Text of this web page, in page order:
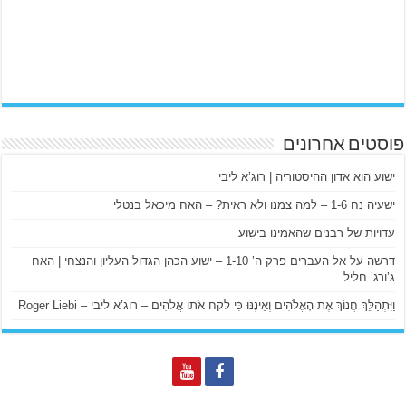
פוסטים אחרונים
ישוע הוא אדון ההיסטוריה | רוג’א ליבי
ישעיה נח 1-6 – למה צמנו ולא ראית? – האח מיכאל בנטלי
עדויות של רבנים שהאמינו בישוע
דרשה על אל העברים פרק ה’ 1-10 – ישוע הכהן הגדול העליון והנצחי | האח
ג’ורג’ חליל
וַיִּתְהַלֵּךְ חֲנוֹךְ אֶת הָאֱלֹהִים וְאֵינֶנּוּ כִּי לקח אֹתוֹ אֱלֹהִים – רוג’א ליבי – Roger Liebi